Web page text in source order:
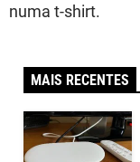
numa t-shirt.
MAIS RECENTES